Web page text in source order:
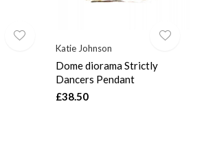
Katie Johnson
Dome diorama Strictly
Dancers Pendant
£38.50